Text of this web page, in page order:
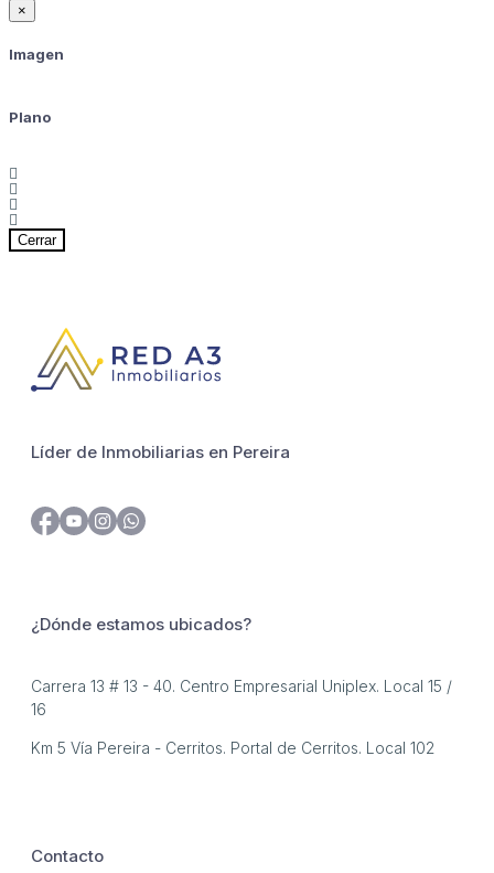
×
Imagen
Plano
Cerrar
Líder de Inmobiliarias en Pereira
¿Dónde estamos ubicados?
Carrera 13 # 13 - 40. Centro Empresarial Uniplex. Local 15 /
16
Km 5 Vía Pereira - Cerritos. Portal de Cerritos. Local 102
Contacto